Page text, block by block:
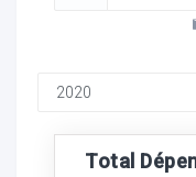
Total